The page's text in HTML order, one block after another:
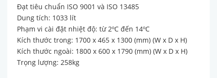
Đạt tiêu chuẩn ISO 9001 và ISO 13485
Dung tích: 1033 lít
Phạm vi cài đặt nhiệt độ: từ 2ºC đến 14ºC
Kích thước trong: 1700 x 465 x 1300 (mm) (W x D x H)
Kích thước ngoài: 1800 x 600 x 1790 (mm) (W x D x H)
Trọng lượng: 258kg